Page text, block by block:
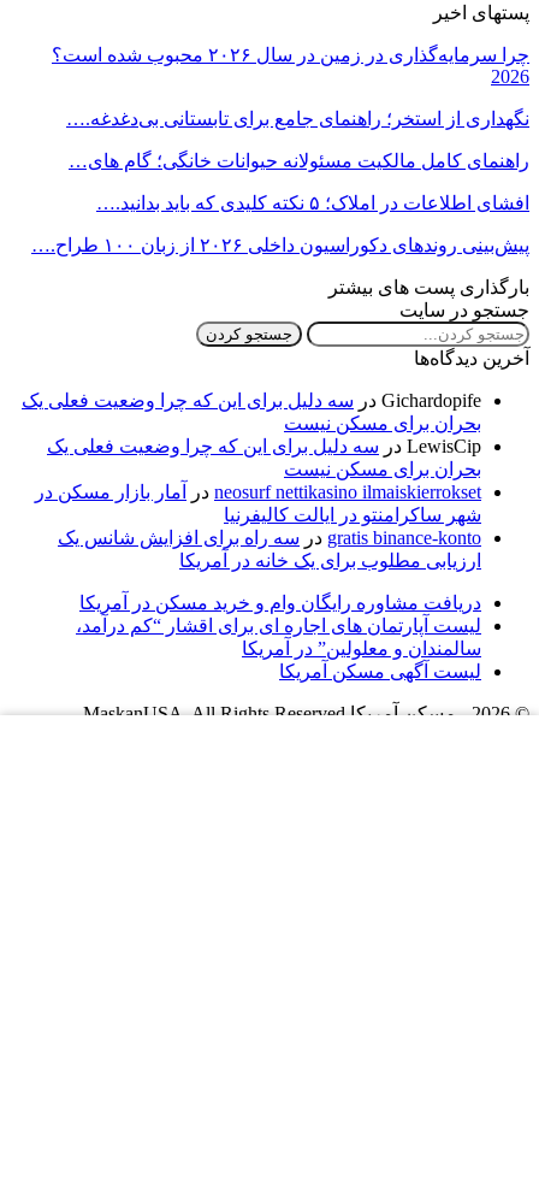
پستهای اخیر
چرا سرمایه‌گذاری در زمین در سال ۲۰۲۶ محبوب شده است؟
2026
نگهداری از استخر؛ راهنمای جامع برای تابستانی بی‌دغدغه.…
راهنمای کامل مالکیت مسئولانه حیوانات خانگی؛ گام های…
افشای اطلاعات در املاک؛ ۵ نکته کلیدی که باید بدانید.…
پیش‌بینی روندهای دکوراسیون داخلی ۲۰۲۶ از زبان ۱۰۰ طراح.…
بارگذاری پست های بیشتر
جستجو در سایت
آخرین دیدگاه‌ها
Gichardopife در سه دلیل برای این که چرا وضعیت فعلی یک
بحران برای مسکن نیست
LewisCip در سه دلیل برای این که چرا وضعیت فعلی یک
بحران برای مسکن نیست
neosurf nettikasino ilmaiskierrokset در
آمار بازار مسکن در
شهر ساکرامنتو در ایالت کالیفرنیا
gratis binance-konto در سه راه برای افزایش شانس یک
ارزیابی مطلوب برای یک خانه در آمریکا
دریافت مشاوره رایگان وام و خرید مسکن در آمریکا
لیست آپارتمان های اجاره ای­ برای اقشار “کم درآمد،
سالمندان و معلولین” در آمریکا
لیست آگهی مسکن آمریکا
© 2026 - مسکن آمریکا MaskanUSA. All Rights Reserved.